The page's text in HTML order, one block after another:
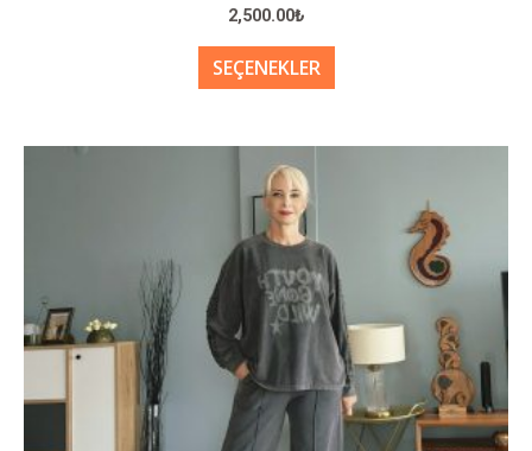
2,500.00₺
SEÇENEKLER
fazla
varyasyonu
var.
Seçenekler
ürün
sayfasından